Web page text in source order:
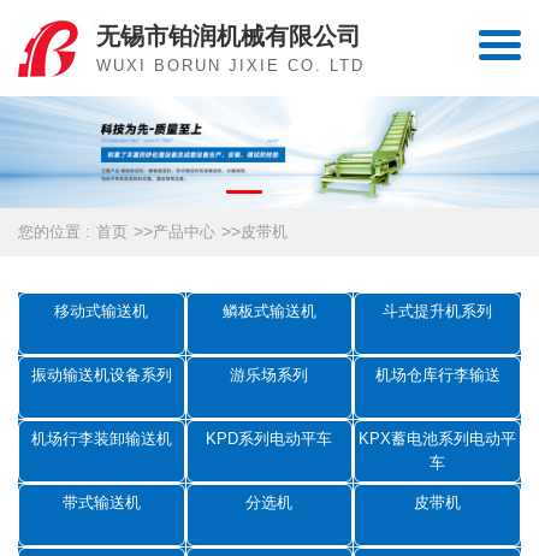
无锡市铂润机械有限公司
WUXI BORUN JIXIE CO. LTD
您的位置 : 首页 >>产品中心 >>皮带机
移动式输送机 鳞板式输送机 斗式提升机系列
振动输送机设备系列 游乐场系列 机场仓库行李输送
机场行李装卸输送机 KPD系列电动平车
KPX蓄电池系列电动平
车
带式输送机 分选机 皮带机